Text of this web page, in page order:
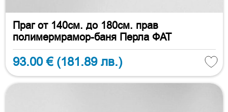
Праг от 140см. до 180см. прав
полимермрамор-баня Перла ФАТ
93.00 € (181.89 лв.)